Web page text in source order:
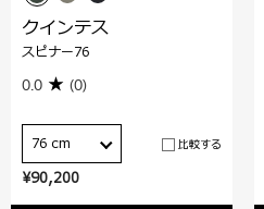
¥90,200
クインテス
スピナー76
0.0 (0)
76 cm 比較する